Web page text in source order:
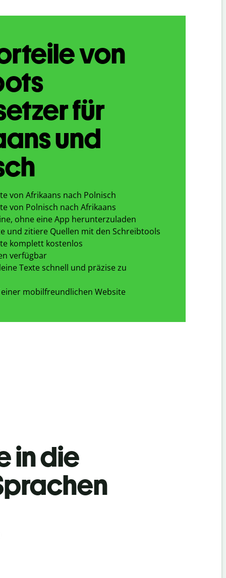
von
für
und
von Afrikaans nach Polnisch
von Polnisch nach Afrikaans
ohne eine App herunterzuladen
und zitiere Quellen mit den Schreibtools
komplett kostenlos
verfügbar
Texte schnell und präzise zu
mobilfreundlichen Website
in die